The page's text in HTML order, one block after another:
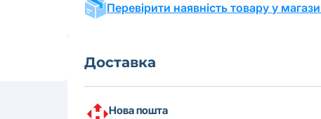
Перевірити наявність товару у
Доставка
Нова пошта